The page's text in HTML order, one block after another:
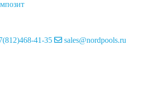
41-35
sales@nordpools.ru